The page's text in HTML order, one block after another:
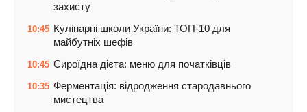
захисту
10:45 Кулінарні школи України: ТОП-10 для
майбутніх шефів
10:45 Сироїдна дієта: меню для початківців
10:35 Ферментація: відродження стародавнього
мистецтва